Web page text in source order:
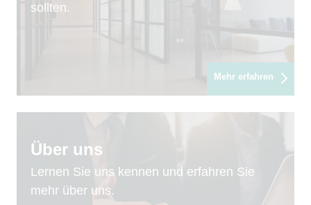
sollten.
Mehr erfahren
Über uns
Lernen Sie uns kennen und erfahren Sie
mehr über uns.